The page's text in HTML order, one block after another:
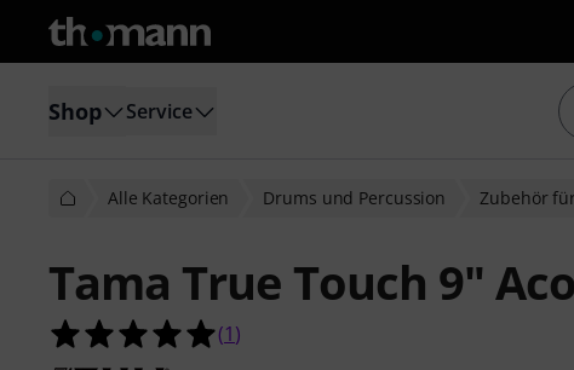
Shop Service
Alle Kategorien Drums und Percussion Zubehör
Tama True Touch 9"
5.0 von 5 Sternen aus 1
(1)